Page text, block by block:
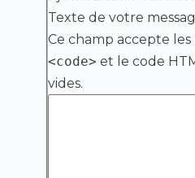
Texte de votre
Ce champ accepte les
<code> et le code
vides.